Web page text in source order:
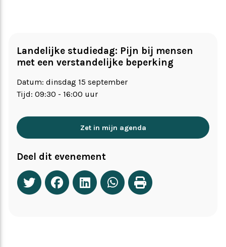
Landelijke studiedag: Pijn bij mensen
met een verstandelijke beperking
Datum: dinsdag 15 september
Tijd: 09:30 - 16:00 uur
Zet in mijn agenda
Deel dit evenement